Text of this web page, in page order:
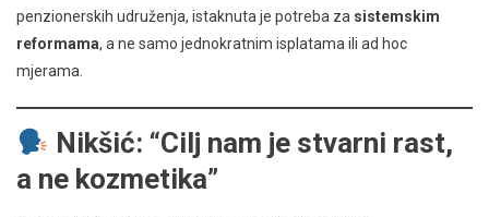
penzionerskih udruženja, istaknuta je potreba za sistemskim
reformama, a ne samo jednokratnim isplatama ili ad hoc
mjerama.
Nikšić: “Cilj nam je stvarni rast,
a ne kozmetika”